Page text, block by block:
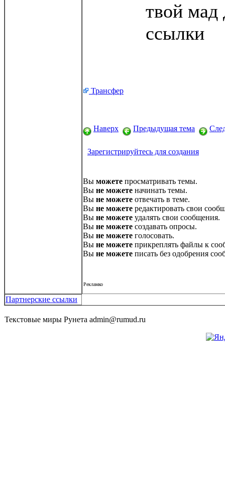
твой мад
ссылки
Трансфер
Наверх Предыдущая тема
Зарегистрируйтесь для создания
Вы можете просматривать темы.
Вы не можете начинать темы.
Вы не можете отвечать в теме.
Вы не можете редактировать свои
Вы не можете удалять свои сообщения.
Вы не можете создавать опросы.
Вы не можете голосовать.
Вы не можете прикреплять файлы к
Вы не можете писать без одобрения
Рекламко
Партнерские ссылки
Текстовые миры Рунета admin@rumud.ru